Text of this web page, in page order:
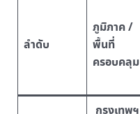
ลำดับ
ภูมิภาค /
พื้นที่
ครอบคลุม
กรุงเทพฯ